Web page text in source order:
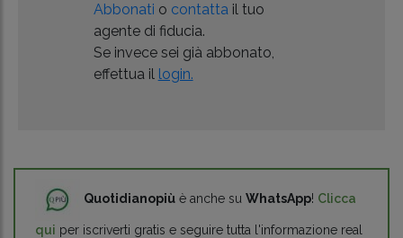
Abbonati o contattail tuo
agente di fiducia.
Se invece sei già abbonato,
effettua il login.
Quotidianopiù è anche su WhatsApp! Clicca
qui per iscriverti gratis e seguire tutta l'informazione real